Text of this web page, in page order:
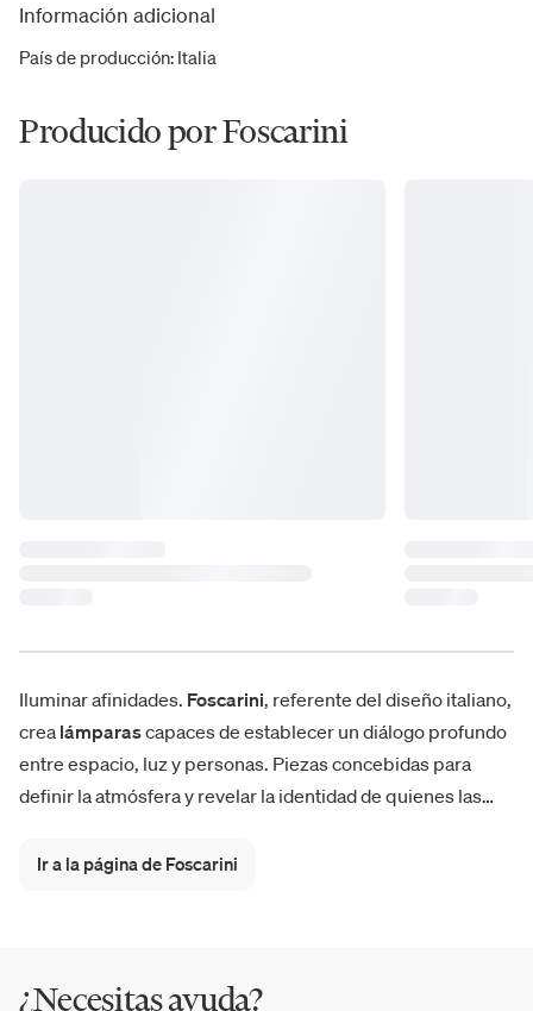
Información adicional
País de producción: Italia
Producido por Foscarini
Iluminar afinidades. Foscarini, referente del diseño italiano,
crea lámparascapaces de establecer un diálogo profundo
entre espacio, luz y personas. Piezas concebidas para
definir la atmósfera y revelar la identidad de quienes las
Twiggy ,Gregg,SpokesyLumiere
Ir a la página de Foscarini
¿Necesitas ayuda?